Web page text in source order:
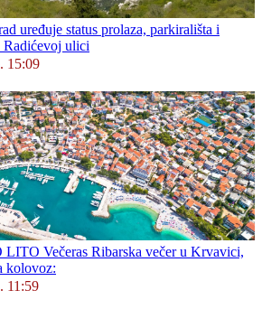
uređuje status prolaza, parkirališta i
Radićevoj ulici
15:09
Večeras Ribarska večer u Krvavici,
kolovoz:
11:59